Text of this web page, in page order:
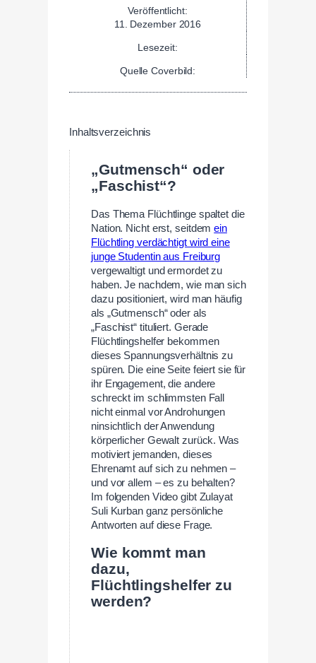
Veröffentlicht:
11. Dezember 2016
Lesezeit:
Quelle Coverbild:
Inhaltsverzeichnis
„Gutmensch“ oder
„Faschist“?
Das Thema Flüchtlinge spaltet die
Nation. Nicht erst, seitdemein
Flüchtling verdächtigt wird eine
junge Studentin aus Freiburg
vergewaltigt und ermordet zu
haben. Je nachdem, wie man sich
dazu positioniert, wird man häufig
als „Gutmensch“ oder als
„Faschist“ tituliert. Gerade
Flüchtlingshelfer bekommen
dieses Spannungsverhältnis zu
spüren. Die eine Seite feiert sie für
ihr Engagement, die andere
schreckt im schlimmsten Fall
nicht einmal vor Androhungen
ninsichtlich der Anwendung
körperlicher Gewalt zurück. Was
motiviert jemanden, dieses
Ehrenamt auf sich zu nehmen –
und vor allem – es zu behalten?
Im folgenden Video gibt Zulayat
Suli Kurban ganz persönliche
Antworten auf diese Frage.
Wie kommt man
dazu,
Flüchtlingshelfer zu
werden?